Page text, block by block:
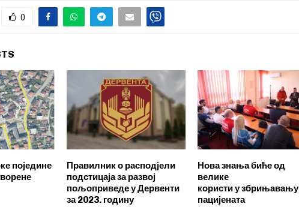
0
поједине
Правилник о расподјели
подстицаја за развој
пољоприведе у Дервенти
за 2023. годину
Нова знања биће од
велике
користи у збрињавању
пацијената